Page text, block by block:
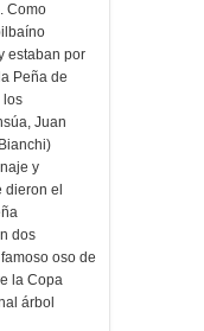
Como
estaban por
Peña de
los
Juan
y
el
dos
oso de
la Copa
árbol